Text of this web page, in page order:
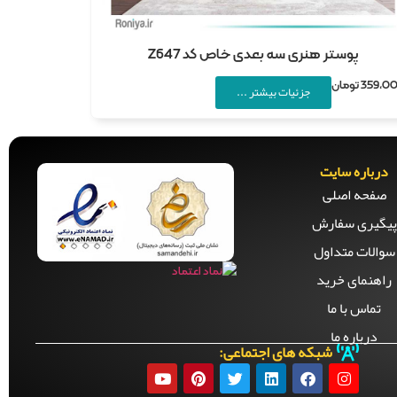
پوستر هنری سه بعدی خاص کد Z647
تومان جزئیات بیشتر ...
درباره سایت
صفحه‌ اصلی
پیگیری سفارش
سوالات متداول
راهنمای خرید
تماس با ما
درباره ما
شبکه های اجتماعی: